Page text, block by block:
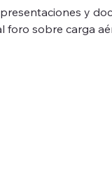
y
foro sobre carga